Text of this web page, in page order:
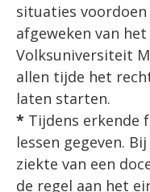
situaties
afgeweken van
Volksuniversiteit
allen tijde het
laten starten.
* Tijdens erkende
lessen gegeven.
ziekte van een
de regel aan het